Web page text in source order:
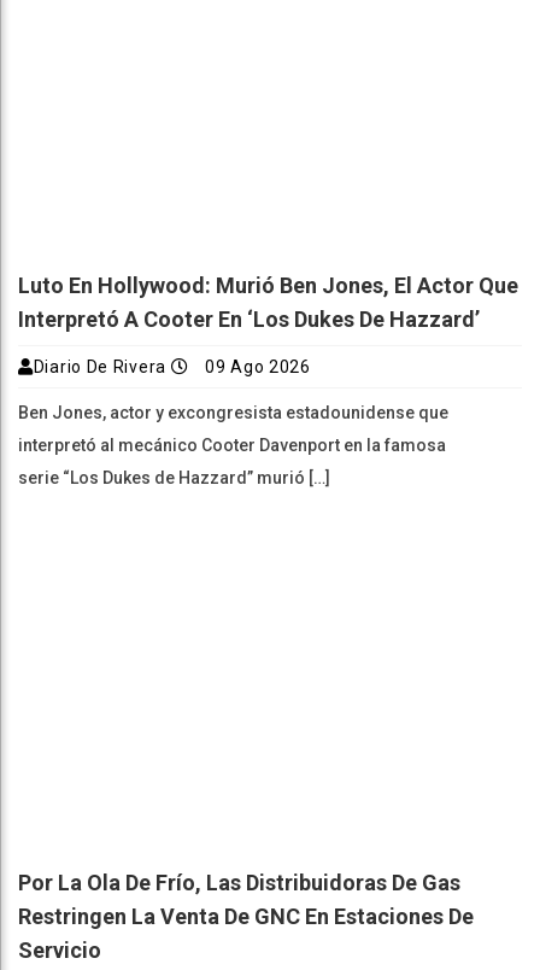
Luto En Hollywood: Murió Ben Jones, El Actor Que
Interpretó A Cooter En ‘Los Dukes De Hazzard’
Diario De Rivera 09 Ago 2026
Ben Jones, actor y excongresista estadounidense que
interpretó al mecánico Cooter Davenport en la famosa
serie “Los Dukes de Hazzard” murió […]
Por La Ola De Frío, Las Distribuidoras De Gas
Restringen La Venta De GNC En Estaciones De
Servicio